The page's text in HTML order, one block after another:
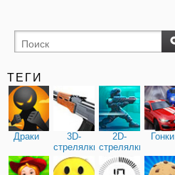
ТЕГИ
Драки
3D-
стрелялки
2D-
стрелялки
Гонки